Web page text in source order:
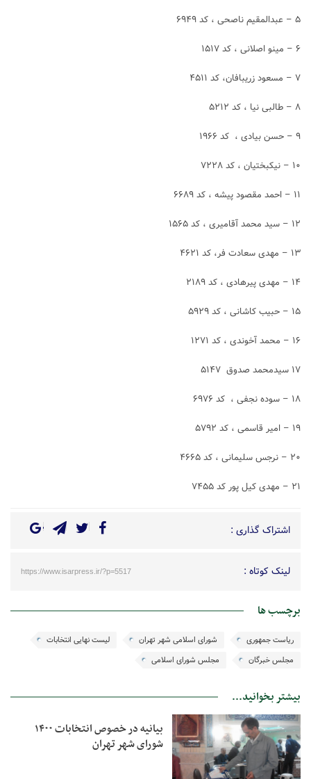
۵ – عبدالمقیم ناصحی ، کد ۶۹۴۹
۶ – مینو اصلانی ، کد ۱۵۱۷
۷ – مسعود زریبافان، کد ۴۵۱۱
۸ – طالبی نیا ، کد ۵۲۱۲
۹ – حسن بیادی ، کد ۱۹۶۶
۱۰ – نیکبختیان ، کد ۷۲۲۸
۱۱ – احمد مقصود پیشه ، کد ۶۶۸۹
۱۲ – سید محمد آقامیری ، کد ۱۵۶۵
۱۳ – مهدی سعادت فر، کد ۴۶۲۱
۱۴ – مهدی پیرهادی ، کد ۲۱۸۹
۱۵ – حبیب کاشانی ، کد ۵۹۲۹
۱۶ – محمد آخوندی ، کد ۱۲۷۱
۱۷ سیدمحمد صدوق ۵۱۴۷
۱۸ – سوده نجفی ، کد ۶۹۷۶
۱۹ – امیر قاسمی ، کد ۵۷۹۲
۲۰ – نرجس سلیمانی ، کد ۴۶۶۵
۲۱ – مهدی کیل پور کد ۷۴۵۵
اشتراک گذاری :
لینک کوتاه : https://www.isarpress.ir/?p=5517
برچسب ها
ریاست جمهوری شورای اسلامی شهر تهران
لیست نهایی انتخابات
مجلس خبرگان
مجلس شورای اسلامی
بیشتر بخوانید...
بیانیه در خصوص انتخابات ۱۴۰۰
شورای شهر تهران